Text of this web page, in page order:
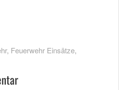
, Feuerwehr Einsätze,